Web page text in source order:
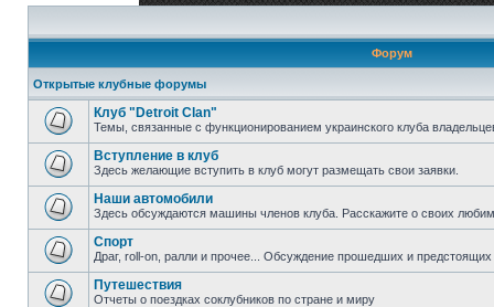
Форум
Открытые клубные форумы
Клуб "Detroit Clan"
Темы, связанные с функционированием украинского клуба
Вступление в клуб
Здесь желающие вступить в клуб могут размещать свои заявки.
Наши автомобили
Здесь обсуждаются машины членов клуба. Расскажите о своих
Спорт
Драг, roll-on, ралли и прочее... Обсуждение прошедших и предстоящих
Путешествия
Отчеты о поездках соклубников по стране и миру